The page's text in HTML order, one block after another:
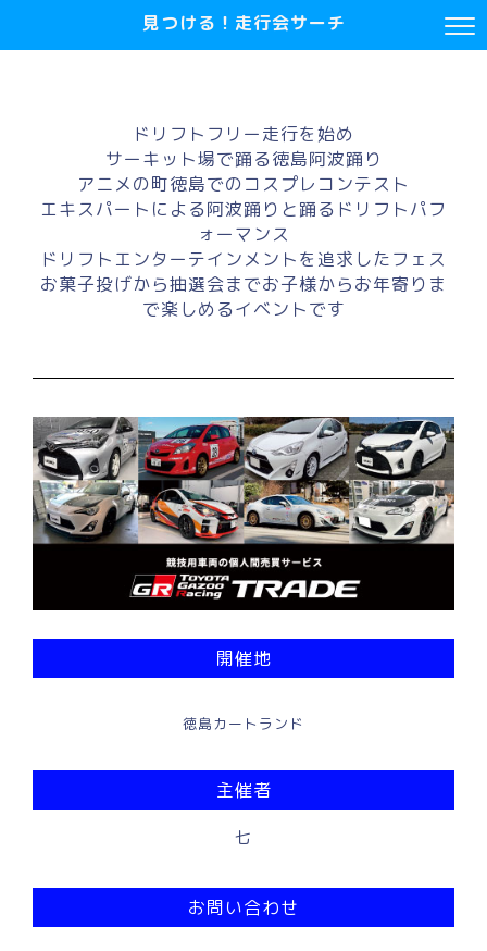
見つける！走行会サーチ
ドリフトフリー走行を始め
サーキット場で踊る徳島阿波踊り
アニメの町徳島でのコスプレコンテスト
エキスパートによる阿波踊りと踊るドリフトパフ
ォーマンス
ドリフトエンターテインメントを追求したフェス
お菓子投げから抽選会までお子様からお年寄りま
で楽しめるイベントです
開催地
徳島カートランド
主催者
七
お問い合わせ